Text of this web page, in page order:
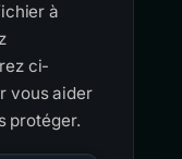
à
ci-
vous aider
protéger.